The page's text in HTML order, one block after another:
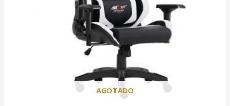
AGOTADO